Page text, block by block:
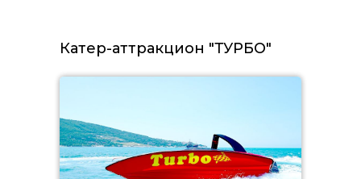
Катер-аттракцион "ТУРБО"